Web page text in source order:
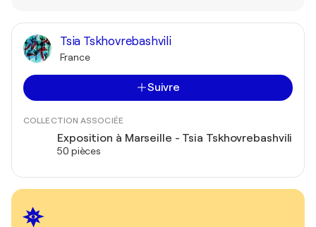
Tsia Tskhovrebashvili
France
Suivre
COLLECTION ASSOCIÉE
Exposition à Marseille - Tsia Tskhovrebashvili
50 pièces